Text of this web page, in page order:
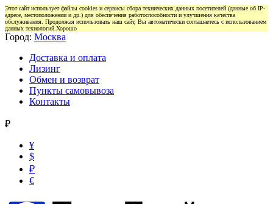
Этот сайт использует файлы cookies и сервисы сбора технических данных посетителей (данные об IP-
адресе, местоположении и др.) для обеспечения работоспособности и улучшения качества
обслуживания. Продолжая использовать наш сайт, Вы автоматически соглашаетесь с использованием
данных технологий. Хорошо
Город: Москва
Доставка и оплата
Лизинг
Обмен и возврат
Пункты самовывоза
Контакты
₽
¥
$
₽
€